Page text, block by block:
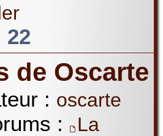
22
de Oscarte
: oscarte
:
La